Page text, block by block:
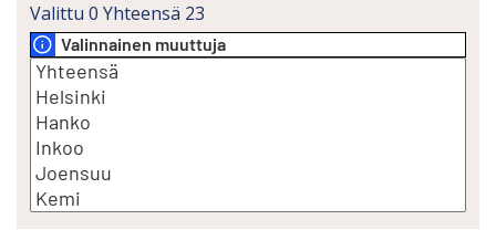
Valittu 0 Yhteensä 23
Valinnainen muuttuja